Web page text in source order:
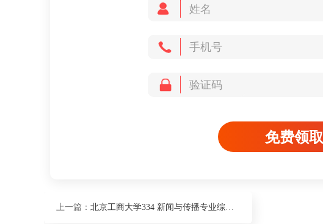
免费领取
上一篇： 北京工商大学334 新闻与传播专业综合能力2021年硕士研究生初试自命题科目考试大纲